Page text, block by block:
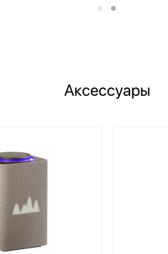
Аксессуары